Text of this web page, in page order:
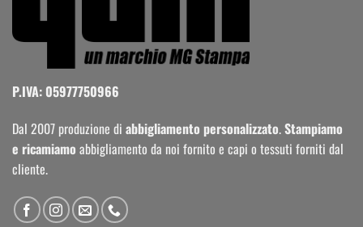
P.IVA: 05977750966
Dal 2007 produzione di abbigliamento personalizzato.Stampiamo
e ricamiamo abbigliamento da noi fornito e capi o tessuti forniti dal
cliente.